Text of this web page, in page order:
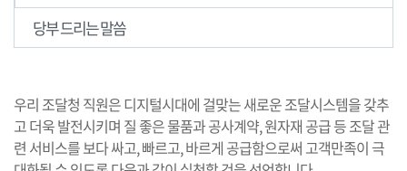
당부 드리는 말씀
우리 조달청 직원은 디지털시대에 걸맞는 새로운 조달시스템을 갖추
고 더욱 발전시키며 질 좋은 물품과 공사계약, 원자재 공급 등 조달 관
련 서비스를 보다 싸고, 빠르고, 바르게 공급함으로써 고객만족이 극